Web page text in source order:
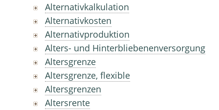
Alternativkalkulation
Alternativkosten
Alternativproduktion
Alters- und Hinterbliebenenversorgung
Altersgrenze
Altersgrenze, flexible
Altersgrenzen
Altersrente